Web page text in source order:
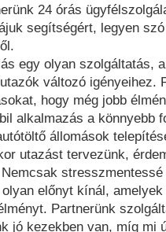
24 órás
segítségért, legyen
egy olyan szolgáltatás,
változó igényeihez.
hogy még jobb
alkalmazás a könnyebb
állomások
utazást tervezünk,
előnyt kínál,
Partnerünk
jó kezekben van, míg mi